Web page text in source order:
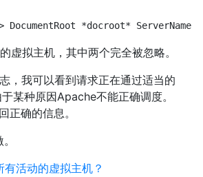
DocumentRoot *docroot*
虚拟主机，其中两个完全被忽略。
，我可以看到请求正在通过适当的
某种原因Apache不能正确调度。
正确的信息。
活动的虚拟主机？